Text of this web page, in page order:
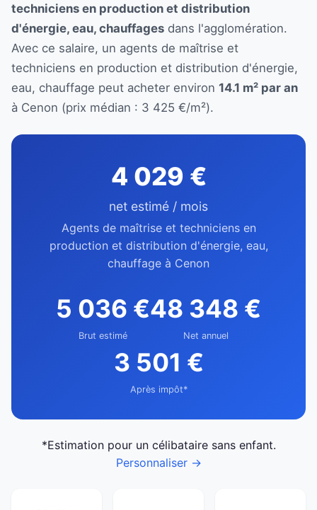
techniciens en production et distribution
d'énergie, eau, chauffages dans l'agglomération.
Avec ce salaire, un agents de maîtrise et
techniciens en production et distribution d'énergie,
eau, chauffage peut acheter environ 14.1 m² par an
à Cenon (prix médian : 3 425 €/m²).
4 029 €
net estimé / mois
Agents de maîtrise et techniciens en
production et distribution d'énergie, eau,
chauffage à Cenon
5 036 €
Brut estimé
48 348 €
Net annuel
3 501 €
Après impôt*
*Estimation pour un célibataire sans enfant.
Personnaliser →